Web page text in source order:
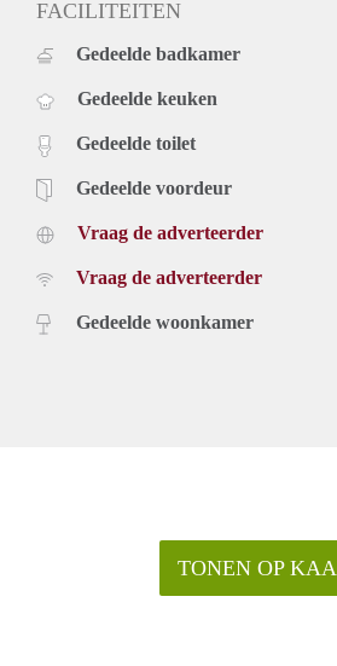
FACILITEITEN
Gedeelde badkamer
Gedeelde keuken
Gedeelde toilet
Gedeelde voordeur
Vraag de adverteerder
Vraag de adverteerder
Gedeelde woonkamer
TONEN OP